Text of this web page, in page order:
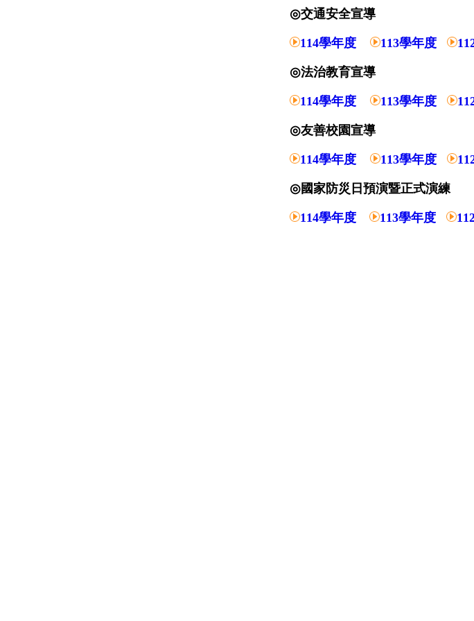
◎交通安全宣導
114學年度 113學年度
◎法治教育宣導
114學年度 113學年度
◎友善校園宣導
114學年度 113學年度
◎國家防災日 預演暨正式演練
114學年度 113學年度